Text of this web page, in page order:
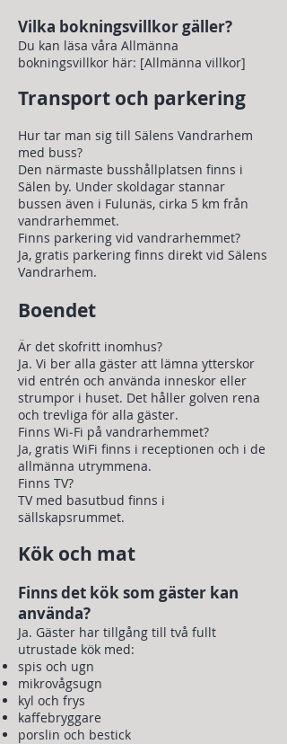
Vilka bokningsvillkor gäller?
Du kan läsa våra Allmänna
bokningsvillkor här: [Allmänna villkor]
Transport och parkering
Hur tar man sig till Sälens Vandrarhem
med buss?
Den närmaste busshållplatsen finns i
Sälen by. Under skoldagar stannar
bussen även i Fulunäs, cirka 5 km från
vandrarhemmet.
Finns parkering vid vandrarhemmet?
Ja, gratis parkering finns direkt vid Sälens
Vandrarhem.
Boendet
Är det skofritt inomhus?
Ja. Vi ber alla gäster att lämna ytterskor
vid entrén och använda inneskor eller
strumpor i huset. Det håller golven rena
och trevliga för alla gäster.
Finns Wi‑Fi på vandrarhemmet?
Ja, gratis WiFi finns i receptionen och i de
allmänna utrymmena.
Finns TV?
TV med basutbud finns i
sällskapsrummet.
Kök och mat
Finns det kök som gäster kan
använda?
Ja. Gäster har tillgång till två fullt
utrustade kök med:
spis och ugn
mikrovågsugn
kyl och frys
kaffebryggare
porslin och bestick